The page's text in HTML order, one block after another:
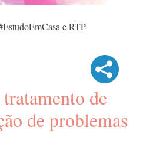
e RTP
de
de problemas